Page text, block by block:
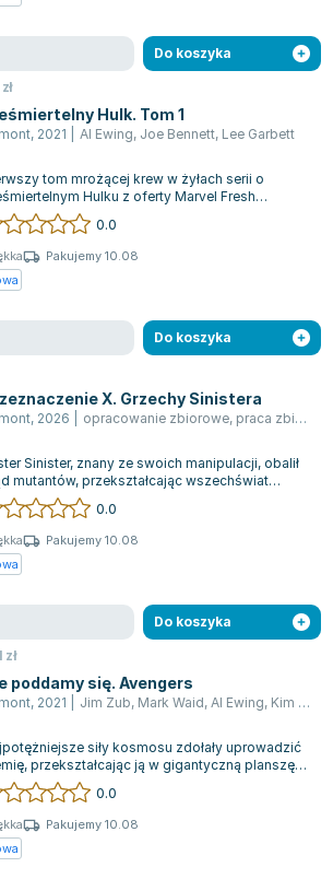
zł
Do koszyka
Hulk. Tom 1
, 2021 Al Ewing, Joe Bennett, Lee Garbett
tom mrożącej krew w żyłach serii o
Hulku z oferty Marvel Fresh
nas w pełne napięcia przygody Bru...
0.0
Pakujemy 10.08
Do koszyka
X. Grzechy Sinistera
, 2026 opracowanie zbiorowe, praca zbiorowa
Sinister, znany ze swoich manipulacji, obalił
mutantów, przekształcając wszechświat
swojej wizji w ciemną, auto...
0.0
Pakujemy 10.08
zł
Do koszyka
poddamy się. Avengers
, 2021 Jim Zub, Mark Waid, Al Ewing, Kim Jacinto
siły kosmosu zdołały uprowadzić
przekształcając ją w gigantyczną planszę
gry. Avengers nie mają jednak...
0.0
Pakujemy 10.08